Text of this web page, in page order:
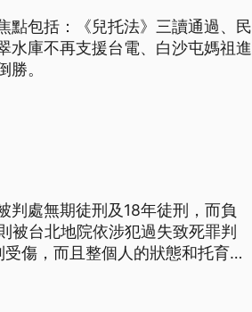
點包括：《兒托法》三讀通過、民
水庫不再支援台電、白沙屯媽祖進
。
判處無期徒刑及18年徒刑，而負
被台北地院依涉犯過失致死罪判
傷，而且整個人的狀態和托育之
會安全網的破碎，最後由第一線社